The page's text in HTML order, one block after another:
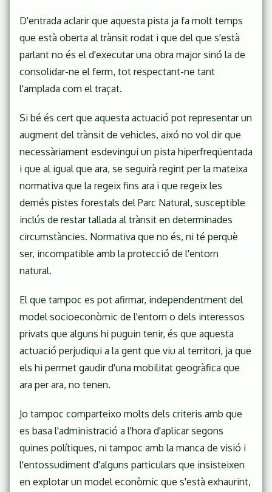
D'entrada aclarir que aquesta pista ja fa molt temps
que està oberta al trànsit rodat i que del que s'està
parlant no és el d'executar una obra major sinó la de
consolidar-ne el ferm, tot respectant-ne tant
l'amplada com el traçat.
Si bé és cert que aquesta actuació pot representar un
augment del trànsit de vehicles, aixó no vol dir que
necessàriament esdevingui un pista hiperfreqüentada
i que al igual que ara, se seguirà regint per la mateixa
normativa que la regeix fins ara i que regeix les
demés pistes forestals del Parc Natural, susceptible
inclús de restar tallada al trànsit en determinades
circumstàncies. Normativa que no és, ni té perquè
ser, incompatible amb la protecció de l'entorn
natural.
El que tampoc es pot afirmar, independentment del
model socioeconòmic de l'entorn o dels interessos
privats que alguns hi puguin tenir, és que aquesta
actuació perjudiqui a la gent que viu al territori, ja que
els hi permet gaudir d'una mobilitat geogràfica que
ara per ara, no tenen.
Jo tampoc comparteixo molts dels criteris amb que
es basa l'administració a l'hora d'aplicar segons
quines polítiques, ni tampoc amb la manca de visió i
l'entossudiment d'alguns particulars que insisteixen
en explotar un model econòmic que s'està exhaurint,